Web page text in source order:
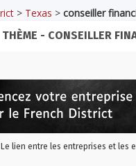
> Texas >conseiller
THÈME - CONSEILLER
lien entre les entreprises et les